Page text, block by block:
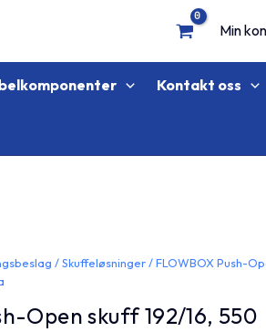
Min
Kontakt oss
/Skuffeløsninger/ FLOWBOX Push-
Open skuff 192/16, 550